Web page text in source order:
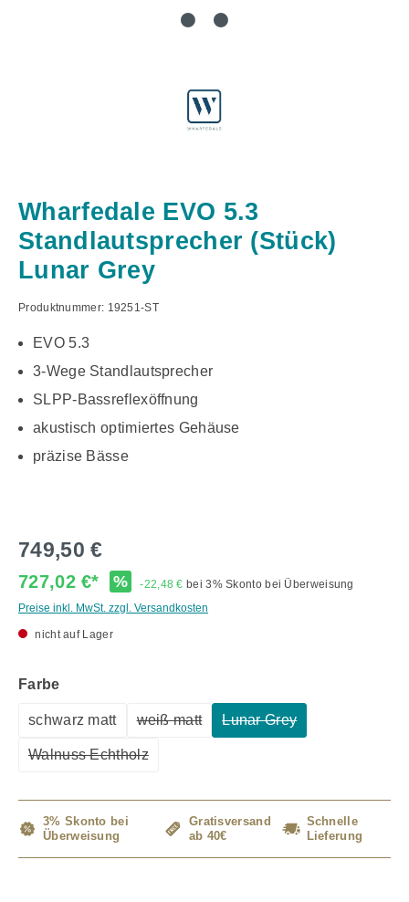
Wharfedale EVO 5.3
Standlautsprecher (Stück)
Lunar Grey
Produktnummer: 19251-ST
EVO 5.3
3-Wege Standlautsprecher
SLPP-Bassreflexöffnung
akustisch optimiertes Gehäuse
präzise Bässe
749,50 €
727,02 €* % -22,48 € bei 3% Skonto bei Überweisung
Preise inkl. MwSt. zzgl. Versandkosten
nicht auf Lager
Farbeauswählen
schwarz matt weiß matt
(Diese Option ist zurzeit nicht
Lunar Grey
(Diese Option ist
Walnuss Echtholz
3% Skonto bei
Überweisung
Gratisversand
ab 40€
Schnelle
Lieferung